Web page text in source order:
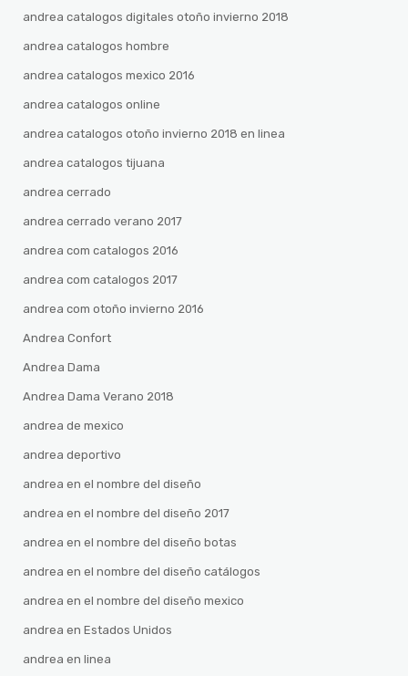
andrea catalogos digitales otoño invierno 2018
andrea catalogos hombre
andrea catalogos mexico 2016
andrea catalogos online
andrea catalogos otoño invierno 2018 en linea
andrea catalogos tijuana
andrea cerrado
andrea cerrado verano 2017
andrea com catalogos 2016
andrea com catalogos 2017
andrea com otoño invierno 2016
Andrea Confort
Andrea Dama
Andrea Dama Verano 2018
andrea de mexico
andrea deportivo
andrea en el nombre del diseño
andrea en el nombre del diseño 2017
andrea en el nombre del diseño botas
andrea en el nombre del diseño catálogos
andrea en el nombre del diseño mexico
andrea en Estados Unidos
andrea en linea